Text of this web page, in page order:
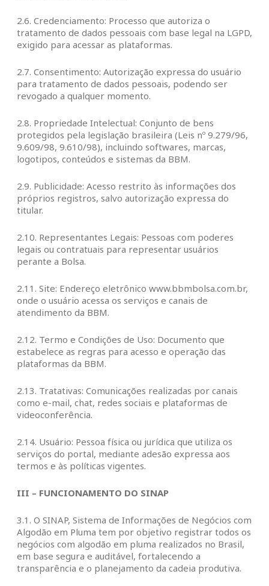
2.6. Credenciamento: Processo que autoriza o
tratamento de dados pessoais com base legal na LGPD,
exigido para acessar as plataformas.
2.7. Consentimento: Autorização expressa do usuário
para tratamento de dados pessoais, podendo ser
revogado a qualquer momento.
2.8. Propriedade Intelectual: Conjunto de bens
protegidos pela legislação brasileira (Leis nº 9.279/96,
9.609/98, 9.610/98), incluindo softwares, marcas,
logotipos, conteúdos e sistemas da BBM.
2.9. Publicidade: Acesso restrito às informações dos
próprios registros, salvo autorização expressa do
titular.
2.10. Representantes Legais: Pessoas com poderes
legais ou contratuais para representar usuários
perante a Bolsa.
2.11. Site: Endereço eletrônico www.bbmbolsa.com.br,
onde o usuário acessa os serviços e canais de
atendimento da BBM.
2.12. Termo e Condições de Uso: Documento que
estabelece as regras para acesso e operação das
plataformas da BBM.
2.13. Tratativas: Comunicações realizadas por canais
como e-mail, chat, redes sociais e plataformas de
videoconferência.
2.14. Usuário: Pessoa física ou jurídica que utiliza os
serviços do portal, mediante adesão expressa aos
termos e às políticas vigentes.
III – FUNCIONAMENTO DO SINAP
3.1. O SINAP, Sistema de Informações de Negócios com
Algodão em Pluma tem por objetivo registrar todos os
negócios com algodão em pluma realizados no Brasil,
em base segura e auditável, fortalecendo a
transparência e o planejamento da cadeia produtiva.